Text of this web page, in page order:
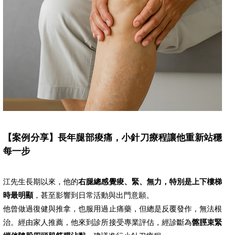
【案例分享】長年腿部痠痛，小針刀療程讓他重新站穩
每一步
江先生長期以來，他的右腿總感覺痠、緊、無力，特別是上下樓梯
時最明顯，甚至影響到日常活動與出門意願。
他曾做過復健與推拿，也服用過止痛藥，但總是反覆發作，無法根
治。經由家人推薦，他來到診所接受專業評估，經診斷為髂脛束緊